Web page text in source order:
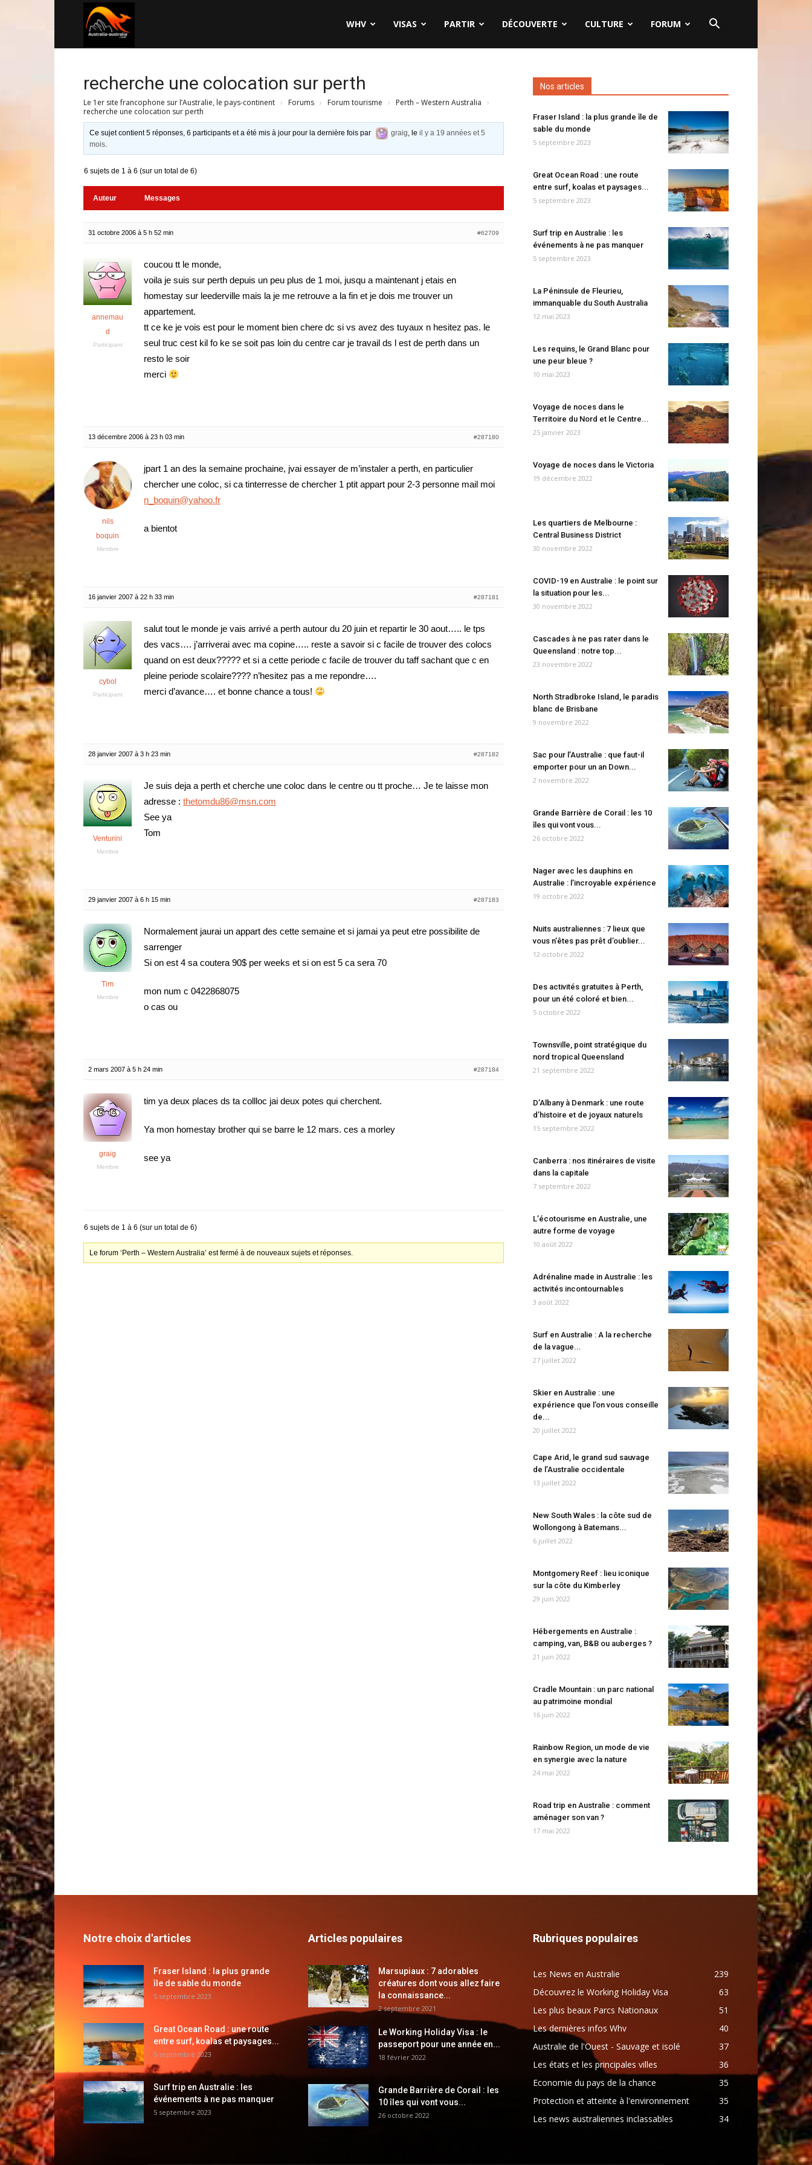
WHV VISAS PARTIR DÉCOUVERTE CULTURE FORUM
recherche une colocation sur perth
Le 1er site francophone sur l’Australie, le pays-continent › Forums › Forum tourisme › Perth – Western Australia ›
recherche une colocation sur perth
Ce sujet contient 5 réponses, 6 participants et a été mis à jour pour la dernière fois par graig, leil y a 19 années et 5
mois.
6 sujets de 1 à 6 (sur un total de 6)
Auteur Messages
31 octobre 2006 à 5 h 52 min #62709
annemau
d
Participant
coucou tt le monde,
voila je suis sur perth depuis un peu plus de 1 moi, jusqu a maintenant j etais en
homestay sur leederville mais la je me retrouve a la fin et je dois me trouver un
appartement.
tt ce ke je vois est pour le moment bien chere dc si vs avez des tuyaux n hesitez pas. le
seul truc cest kil fo ke se soit pas loin du centre car je travail ds l est de perth dans un
resto le soir
merci
13 décembre 2006 à 23 h 03 min #287180
nils
boquin
Membre
jpart 1 an des la semaine prochaine, jvai essayer de m’instaler a perth, en particulier
chercher une coloc, si ca tinterresse de chercher 1 ptit appart pour 2-3 personne mail moi
n_boquin@yahoo.fr
a bientot
16 janvier 2007 à 22 h 33 min #287181
cybol
Participant
salut tout le monde je vais arrivé a perth autour du 20 juin et repartir le 30 aout….. le tps
des vacs…. j’arriverai avec ma copine….. reste a savoir si c facile de trouver des colocs
quand on est deux????? et si a cette periode c facile de trouver du taff sachant que c en
pleine periode scolaire???? n’hesitez pas a me repondre….
merci d’avance…. et bonne chance a tous!
28 janvier 2007 à 3 h 23 min #287182
Venturini
Membre
Je suis deja a perth et cherche une coloc dans le centre ou tt proche… Je te laisse mon
adresse : thetomdu86@msn.com
See ya
Tom
29 janvier 2007 à 6 h 15 min #287183
Tim
Membre
Normalement jaurai un appart des cette semaine et si jamai ya peut etre possibilite de
sarrenger
Si on est 4 sa coutera 90$ per weeks et si on est 5 ca sera 70
mon num c 0422868075
o cas ou
2 mars 2007 à 5 h 24 min #287184
graig
Membre
tim ya deux places ds ta collloc jai deux potes qui cherchent.
Ya mon homestay brother qui se barre le 12 mars. ces a morley
see ya
6 sujets de 1 à 6 (sur un total de 6)
Le forum ‘Perth – Western Australia’ est fermé à de nouveaux sujets et réponses.
Nos articles
Fraser Island : la plus grande île de
sable du monde
5 septembre 2023
Great Ocean Road : une route
entre surf, koalas et paysages...
5 septembre 2023
Surf trip en Australie : les
événements à ne pas manquer
5 septembre 2023
La Péninsule de Fleurieu,
immanquable du South Australia
12 mai 2023
Les requins, le Grand Blanc pour
une peur bleue ?
10 mai 2023
Voyage de noces dans le
Territoire du Nord et le Centre...
25 janvier 2023
Voyage de noces dans le Victoria
19 décembre 2022
Les quartiers de Melbourne :
Central Business District
30 novembre 2022
COVID-19 en Australie : le point sur
la situation pour les...
30 novembre 2022
Cascades à ne pas rater dans le
Queensland : notre top...
23 novembre 2022
North Stradbroke Island, le paradis
blanc de Brisbane
9 novembre 2022
Sac pour l’Australie : que faut-il
emporter pour un an Down...
2 novembre 2022
Grande Barrière de Corail : les 10
îles qui vont vous...
26 octobre 2022
Nager avec les dauphins en
Australie : l’incroyable expérience
19 octobre 2022
Nuits australiennes : 7 lieux que
vous n’êtes pas prêt d’oublier...
12 octobre 2022
Des activités gratuites à Perth,
pour un été coloré et bien...
5 octobre 2022
Townsville, point stratégique du
nord tropical Queensland
21 septembre 2022
D’Albany à Denmark : une route
d’histoire et de joyaux naturels
15 septembre 2022
Canberra : nos itinéraires de visite
dans la capitale
7 septembre 2022
L’écotourisme en Australie, une
autre forme de voyage
10 août 2022
Adrénaline made in Australie : les
activités incontournables
3 août 2022
Surf en Australie : A la recherche
de la vague...
27 juillet 2022
Skier en Australie : une
expérience que l’on vous conseille
de...
20 juillet 2022
Cape Arid, le grand sud sauvage
de l’Australie occidentale
13 juillet 2022
New South Wales : la côte sud de
Wollongong à Batemans...
6 juillet 2022
Montgomery Reef : lieu iconique
sur la côte du Kimberley
29 juin 2022
Hébergements en Australie :
camping, van, B&B ou auberges ?
21 juin 2022
Cradle Mountain : un parc national
au patrimoine mondial
16 juin 2022
Rainbow Region, un mode de vie
en synergie avec la nature
24 mai 2022
Road trip en Australie : comment
aménager son van ?
17 mai 2022
Notre choix d'articles
Fraser Island : la plus grande
île de sable du monde
5 septembre 2023
Great Ocean Road : une route
entre surf, koalas et paysages...
5 septembre 2023
Surf trip en Australie : les
événements à ne pas manquer
5 septembre 2023
Articles populaires
Marsupiaux : 7 adorables
créatures dont vous allez faire
la connaissance...
2 septembre 2021
Le Working Holiday Visa : le
passeport pour une année en...
18 février 2022
Grande Barrière de Corail : les
10 îles qui vont vous...
26 octobre 2022
Rubriques populaires
Les News en Australie
239
Découvrez le Working Holiday Visa
63
Les plus beaux Parcs Nationaux
51
Les dernières infos Whv
40
Australie de l'Ouest - Sauvage et isolé
37
Les états et les principales villes
36
Economie du pays de la chance
35
Protection et atteinte à l'environnement
35
Les news australiennes inclassables
34